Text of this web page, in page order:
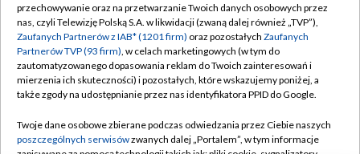
Abonament TVP
Emisja w TVP
Centrum informacji TVP
Naziemna Telewizja Cyfrowa
Rada Programowa
Regulamin TVP
Polityka prywatności
Moje zgody
Pomoc
Kontakt
przechowywanie oraz na przetwarzanie Twoich danych osobowych przez
nas, czyli Telewizję Polską S.A. w likwidacji (zwaną dalej również „TVP”),
Zaufanych Partnerów z IAB* (1201 firm) oraz pozostałych Zaufanych
Partnerów TVP (93 firm), w celach marketingowych (w tym do
zautomatyzowanego dopasowania reklam do Twoich zainteresowań i
mierzenia ich skuteczności) i pozostałych, które wskazujemy poniżej, a
także zgody na udostępnianie przez nas identyfikatora PPID do Google.
Twoje dane osobowe zbierane podczas odwiedzania przez Ciebie naszych
poszczególnych serwisówzwanych dalej „Portalem”, w tym informacje